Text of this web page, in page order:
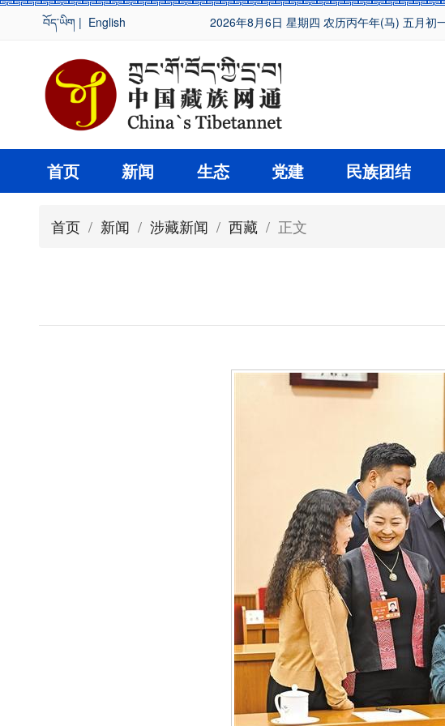
བོད་ཡིག | English 2026年8月6日 星期四 农历丙午年(马) 五月初
首页 新闻 生态 党建 民族团结
首页 / 新闻 / 涉藏新闻 / 西藏 / 正文